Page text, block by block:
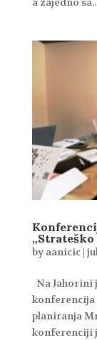
byaanicic|
Na Jahorini
konferencija
planiranja
konferenciji